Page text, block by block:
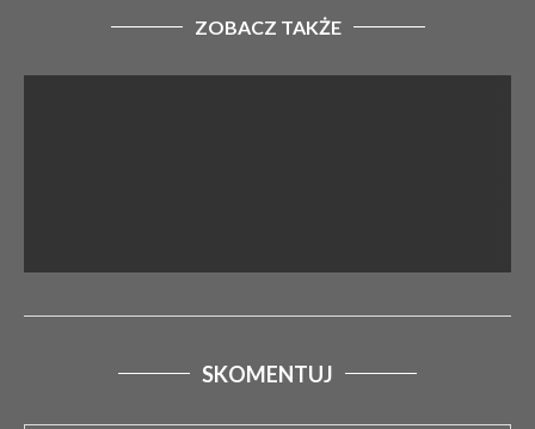
ZOBACZ TAKŻE
SKOMENTUJ